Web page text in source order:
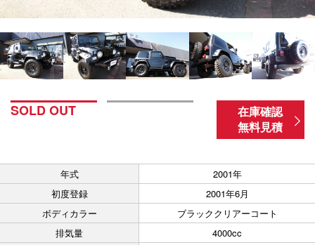
SOLD OUT
在庫確認
無料見積
年式
2001年
初度登録
2001年6月
ボディカラー
ブラッククリアーコート
排気量
4000cc